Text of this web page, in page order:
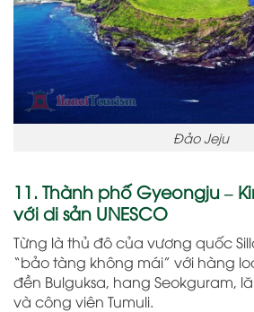
Đảo Jeju
11. Thành phố Gyeongju –
với di sản UNESCO
Từng là thủ đô của vương quốc
“bảo tàng không mái” với hàng
đền Bulguksa, hang Seokguram,
và công viên Tumuli.